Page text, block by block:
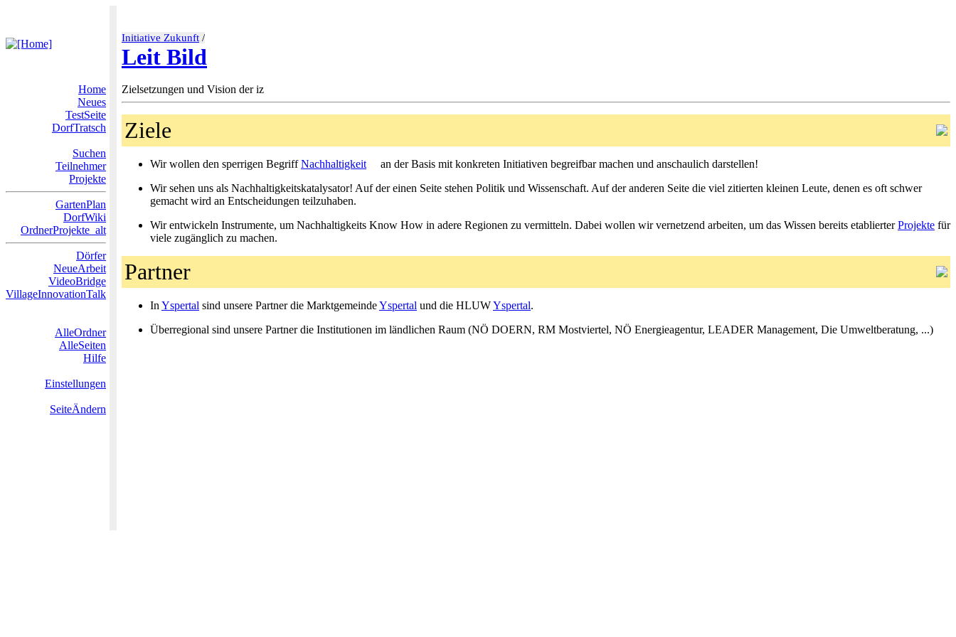
Initiative Zukunft /
Leit Bild
Home
Neues
TestSeite
DorfTratsch
Suchen
Teilnehmer
Projekte
GartenPlan
DorfWiki
OrdnerProjekte_alt
Dörfer
NeueArbeit
VideoBridge
VillageInnovationTalk
AlleOrdner
AlleSeiten
Hilfe
Einstellungen
SeiteÄndern
Zielsetzungen und Vision der iz
Ziele
Wir wollen den sperrigen BegriffNachhaltigkeit
an der Basis mit konkreten Initiativen begreifbar machen und anschaulich darstellen!
Wir sehen uns als Nachhaltigkeitskatalysator! Auf der einen Seite stehen Politik und Wissenschaft. Auf der anderen Seite die viel zitierten kleinen Leute, denen es oft schwer
gemacht wird an Entscheidungen teilzuhaben.
Wir entwickeln Instrumente, um Nachhaltigkeits Know How in adere Regionen zu vermitteln. Dabei wollen wir vernetzend arbeiten, um das Wissen bereits etablierterProjekte für
viele zugänglich zu machen.
Partner
In Yspertal sind unsere Partner die MarktgemeindeYspertal und die HLUWYspertal.
Überregional sind unsere Partner die Institutionen im ländlichen Raum (NÖ DOERN, RM Mostviertel, NÖ Energieagentur, LEADER Management, Die Umweltberatung, ...)